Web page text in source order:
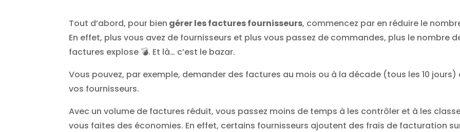
Tout d’abord, pour bien gérer les factures fournisseurs, commencez par en réduire le
En effet, plus vous avez de fournisseurs et plus vous passez de commandes, plus le nombre
factures explose 💣. Et là… c’est le bazar.
Vous pouvez, par exemple, demander des factures au mois ou à la décade (tous les 10 jours)
vos fournisseurs.
Avec un volume de factures réduit, vous passez moins de temps à les contrôler et à les
vous faites des économies. En effet, certains fournisseurs ajoutent des frais de facturation